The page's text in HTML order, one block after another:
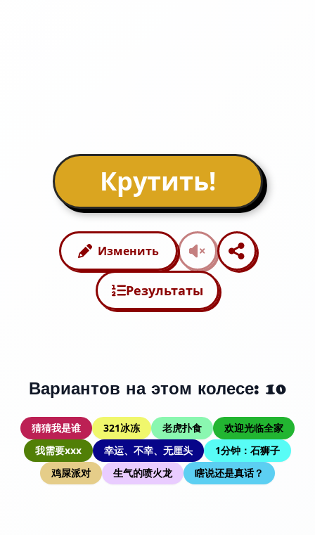
Крутить!
Изменить
Результаты
Вариантов на этом колесе: 10
猜猜我是谁 321冰冻 老虎扑食
欢迎光临全家
我需要xxx
幸运、不幸、无厘头
1分钟：石狮子
鸡屎派对
生气的喷火龙 瞎说还是真话？